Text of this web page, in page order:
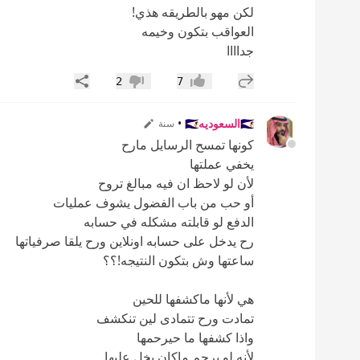
لكن مهو بالطريقه هذي!
العواقب بتكون وخيمه
جداااا
إضافة رد جديد
إعجاب 7 عدم إعجاب
2 مشاركة
🇸🇦السعوديه🇸🇦 • سنة
كونها تمسح الرسايل مارح
يخفي عملتها
لأن لو لاحظ ان فيه مبالغ تروح
أو حب من باب الفضول يشوف عمليات
الدفع لو قابلته مشكله في حسابه
رح يدخل على حسابه اونلاين ورح يلقا صرفياتها
ساعتها وش بتكون النتيجه!؟؟
هي لأنها ماكشفها للحين
تمادت ورح تتمادى لين تنكشف
واذا كشفها ما حيرحمها